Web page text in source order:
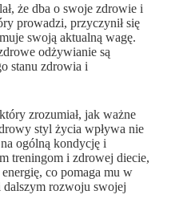
że dba o swoje zdrowie i
prowadzi, przyczynił się
swoją aktualną wagę.
odżywianie są
stanu zdrowia i
zrozumiał, jak ważne
styl życia wpływa nie
ogólną kondycję i
treningom i zdrowej diecie,
co pomaga mu w
rozwoju swojej